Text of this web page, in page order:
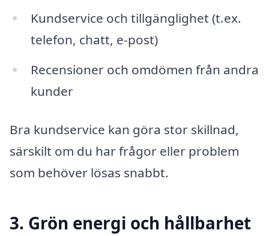
Kundservice och tillgänglighet (t.ex.
telefon, chatt, e-post)
Recensioner och omdömen från andra
kunder
Bra kundservice kan göra stor skillnad,
särskilt om du har frågor eller problem
som behöver lösas snabbt.
3. Grön energi och hållbarhet